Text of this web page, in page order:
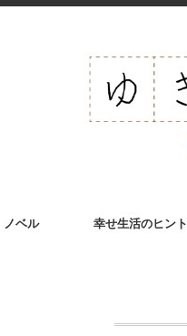
ノベル 幸せ生活のヒント